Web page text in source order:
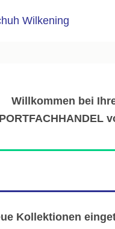
Willkommen bei
Kollektionen